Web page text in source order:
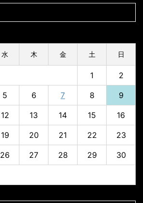
水 木 金 土 日
1 2
5 6 7 8 9
12 13 14 15 16
19 20 21 22 23
26 27 28 29 30